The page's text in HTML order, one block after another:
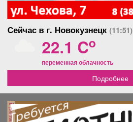
Сейчас в г. Новокузнецк (11:51)
22.1 Co
переменная облачность
Подробнее
реклама